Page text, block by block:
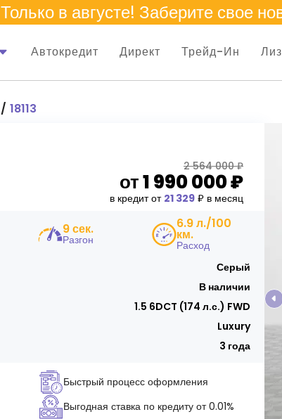
Только в августе! Заберите свое
Автокредит Директ Трейд-Ин
18113
2 564 000 ₽
от1 990 000₽
в кредит от 21 329 ₽ в месяц
9 сек.
Разгон
6.9 л./100
км.
Расход
Серый
В наличии
1.5 6DCT (174 л.с.) FWD
Luxury
3 года
Быстрый процесс оформления
Выгодная ставка по кредиту от 0.01%